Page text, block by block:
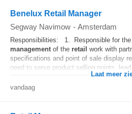
Benelux Retail Manager
Segway Navimow - Amsterdam
Responsibilities: 1. Responsible for the
management of the retail work with
specifications and point of sale display
need to serve product selling points, lead
Laat meer
vandaag